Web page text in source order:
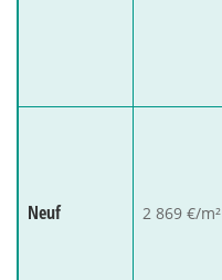
Neuf 2 869 €/m²